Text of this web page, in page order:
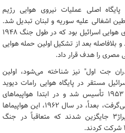
اصلی عملیات نیروی هوایی رژیم
اشغالی علیه سوریه و لبنان تبدیل شد.
اسکادران ۱۰۱ اولین اسکادران نیروی هوایی اسرائیل بود که در طول جنگ ۱۹۴۸
بلافاصله بعد از تشکیل اولین حمله هوایی
مصری را هدف قرار داد.
"اسکادران جت اول" نیز شناخته می‌شود، اولین
مستقر در پایگاه هوایی رامات دیوید
بود. این اسکادران در ۱۷ ژوئن ۱۹۵۳ تأسیس شد و در ابتدا هواپیماهای
بریتانیایی گلاستر متئور را به‌کار می‌گرفت، بعداً، در سال ۱۹۶۲، این هواپیماها
با هواپیماهای فرانسوی داسو میراژ۳ جایگزین شدند که متعاقباً در جنگ